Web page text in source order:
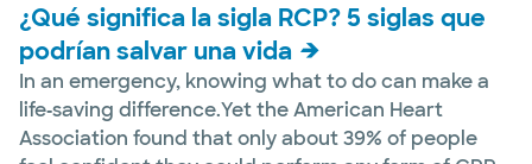
¿Qué significa la sigla RCP? 5 siglas que
podrían salvar una vida
In an emergency, knowing what to do can make a
life‑saving difference.Yet the American Heart
Association found that only about 39% of people